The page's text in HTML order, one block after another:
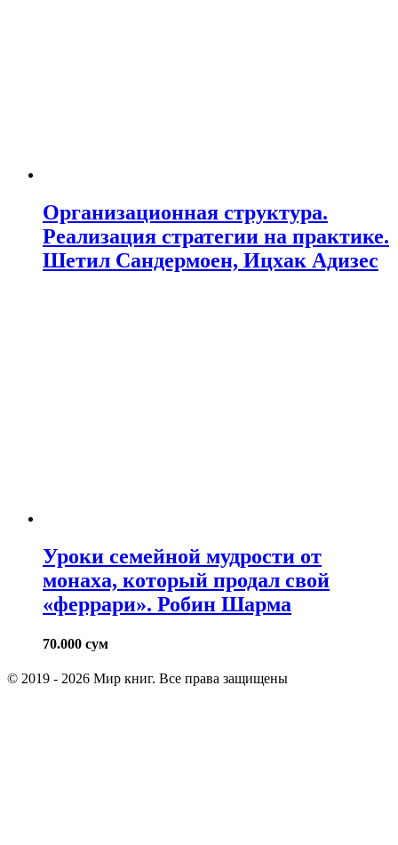
Организационная структура.
Реализация стратегии на практике.
Шетил Сандермоен, Ицхак Адизес
Уроки семейной мудрости от
монаха, который продал свой
«феррари». Робин Шарма
70.000 сум
© 2019 - 2026 Мир книг. Все права защищены